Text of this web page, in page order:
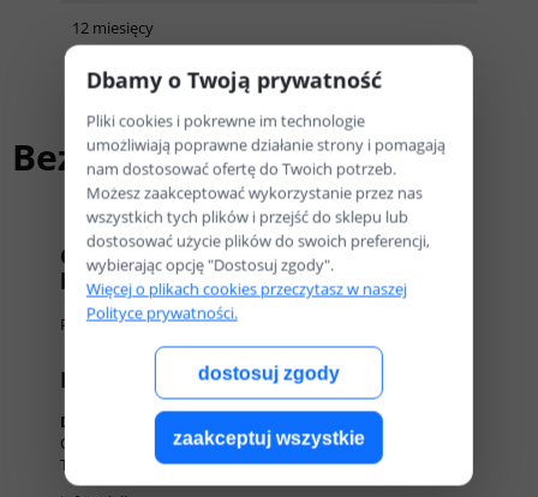
12 miesięcy
Bezpieczeństwo
Certyfikaty i ostrzeżenie
bezpieczeństwa
Posiada oznaczenie CE (zgodność z normami UE).
Producent
Dell Technologies Inc. One Dell way
One Way Dell
TX 78682 Round Rock, Stany Zjednoczone
Dbamy o Twoją prywatność
Pliki cookies i pokrewne im technologie
umożliwiają poprawne działanie strony i pomagają
nam dostosować ofertę do Twoich potrzeb.
Możesz zaakceptować wykorzystanie przez nas
wszystkich tych plików i przejść do sklepu lub
dostosować użycie plików do swoich preferencji,
wybierając opcję "Dostosuj zgody".
Więcej o plikach cookies przeczytasz w naszej
Polityce prywatności.
dostosuj zgody
zaakceptuj wszystkie